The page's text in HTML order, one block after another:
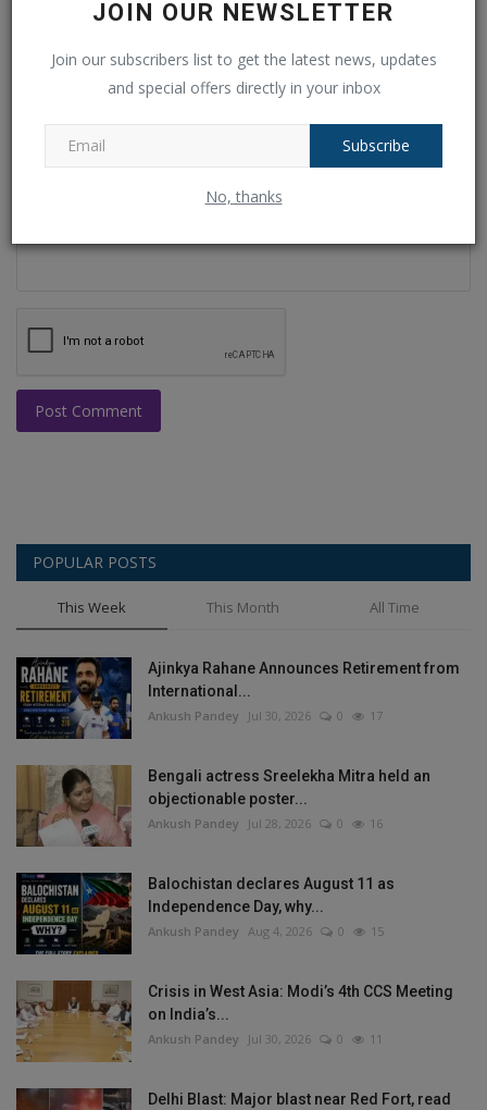
JOIN OUR NEWSLETTER
Join our subscribers list to get the latest news, updates
and special offers directly in your inbox
Subscribe
No, thanks
Email
Comment
Post Comment
POPULAR POSTS
This Week This Month All Time
Ajinkya Rahane Announces Retirement from
International...
Ankush Pandey Jul 30, 2026 0 17
Bengali actress Sreelekha Mitra held an
objectionable poster...
Ankush Pandey Jul 28, 2026 0 16
Balochistan declares August 11 as
Independence Day, why...
Ankush Pandey Aug 4, 2026 0 15
Crisis in West Asia: Modi’s 4th CCS Meeting
on India’s...
Ankush Pandey Jul 30, 2026 0 11
Delhi Blast: Major blast near Red Fort, read